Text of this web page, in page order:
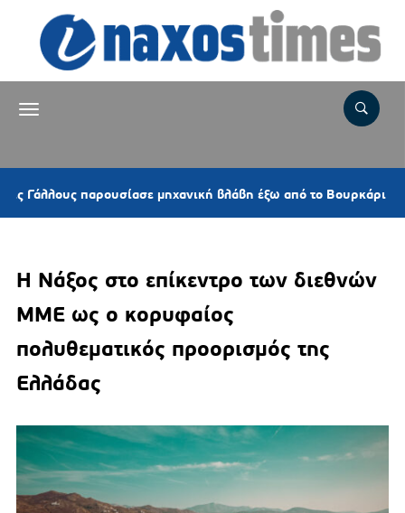
παρουσίασε μηχανική βλάβη έξω από το Βουρκάρι 46
Η Νάξος στο επίκεντρο των διεθνών
ΜΜΕ ως ο κορυφαίος
πολυθεματικός προορισμός της
Ελλάδας